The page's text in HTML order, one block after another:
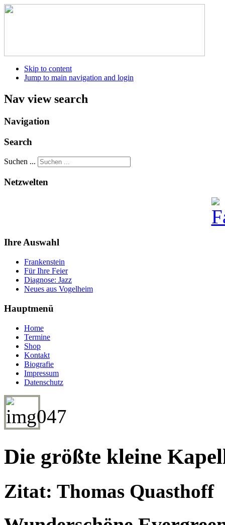
Skip to content
Jump to main navigation and login
Nav view search
Navigation
Search
Suchen ...
Netzwelten
Ihre Auswahl
Frankenstein
Für Ihre Feier
Diagnose: Jazz
Neues aus Vogelheim
Hauptmenü
Home
Termine
Shop
Kontakt
Biografie
Impressum
Datenschutz
Die größte kleine
Zitat: Thomas Quasthoff